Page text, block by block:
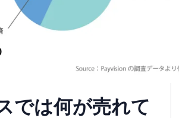
では何が売れて